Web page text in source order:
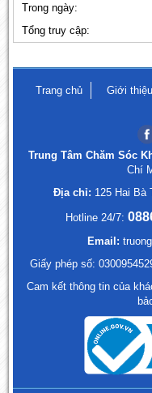
Trong ngày:
Tổng truy cập:
Trang chủ Giới thiệu
Trung Tâm Chăm Sóc
Chí
Địa chỉ: 125 Hai Bà
Hotline 24/7:
Email:
Giấy phép số:
Cam kết thông tin của